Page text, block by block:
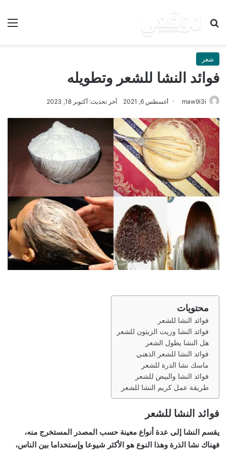
بحث عن
شعر
فوائد النشا للشعر وتطويله
maw9i3i أغسطس 6, 2021 آخر تحديث: أكتوبر 18, 2023
محتويات
فوائد النشا للشعر
فوائد النشا وزيت الزيتون للشعر
هل النشا يطول الشعر
فوائد النشا للشعر الذهني
ماسك نشا الذرة للشعر
فوائد النشا والبيض للشعر
طريقة عمل كريم النشا للشعر
فوائد النشا للشعر
يقسم النشا إلى عدة أنواع معينة حسب المصدر المستخرج منه،
فهناك نشا الذرة وهذا النوع هو الأكثر شيوعا وإستخداما بين الناس،